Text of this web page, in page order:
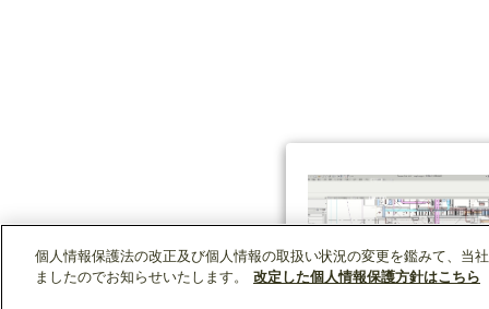
個人情報保護法の改正及び個人情報の取扱い状況の変更を鑑みて、当
ましたのでお知らせいたします。
改定した個人情報保護方針はこちら